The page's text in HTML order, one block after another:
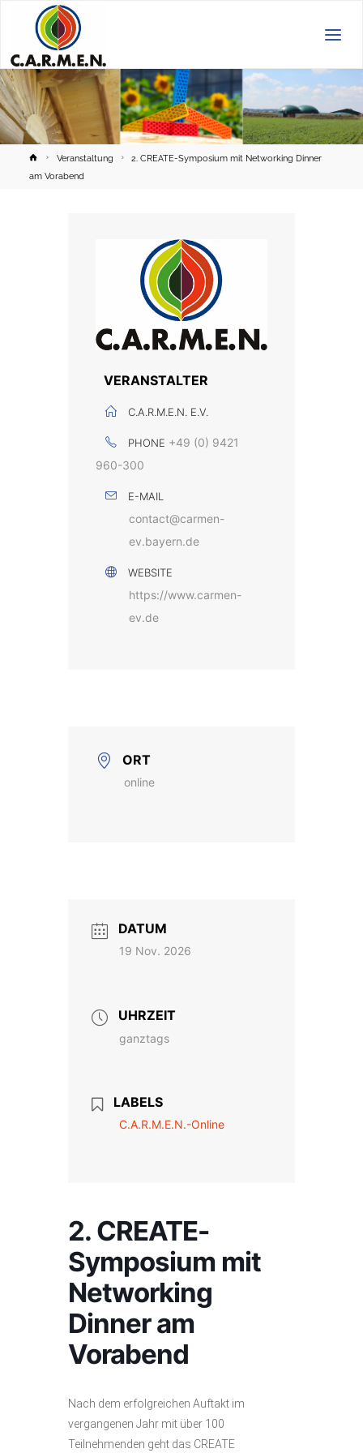
HomeVeranstaltung
2. CREATE-Symposium mit Networking Dinner
am Vorabend
VERANSTALTER
C.A.R.M.E.N. E.V.
PHONE +49 (0) 9421
960-300
E-MAIL
contact@carmen-
ev.bayern.de
WEBSITE
https://www.carmen-
ev.de
ORT
online
DATUM
19 Nov. 2026
UHRZEIT
ganztags
LABELS
C.A.R.M.E.N.-Online
2. CREATE-
Symposium mit
Networking
Dinner am
Vorabend
Nach dem erfolgreichen Auftakt im
vergangenen Jahr mit über 100
Teilnehmenden geht das CREATE